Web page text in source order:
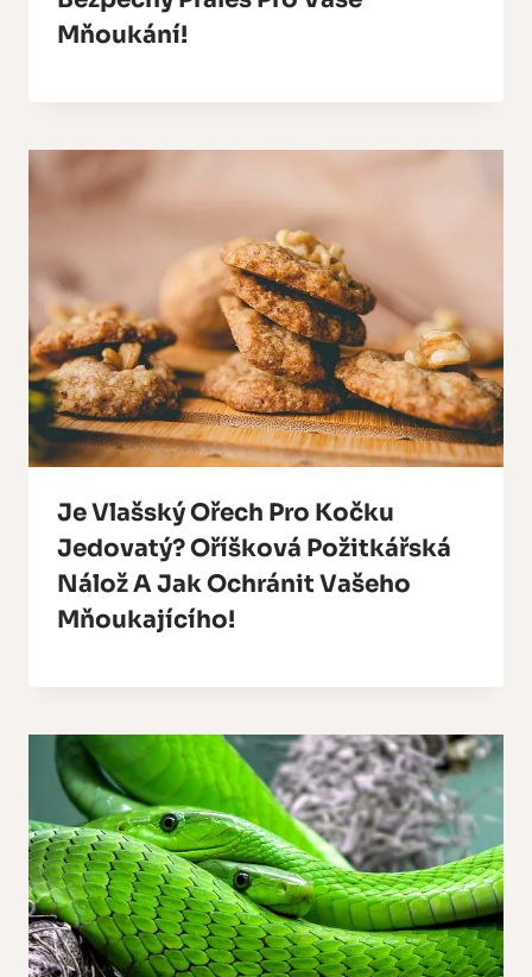
Mňoukání!
Je Vlašský Ořech Pro Kočku
Jedovatý? Oříšková Požitkářská
Nálož A Jak Ochránit Vašeho
Mňoukajícího!